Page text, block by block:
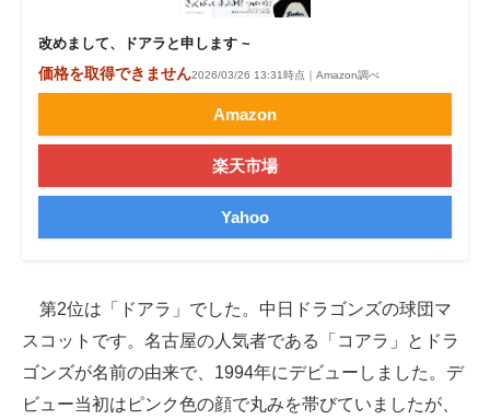
改めまして、ドアラと申します ~
価格を取得できません2026/03/26 13:31時点｜Amazon調べ
Amazon
楽天市場
Yahoo
第2位は「ドアラ」でした。中日ドラゴンズの球団マ
スコットです。名古屋の人気者である「コアラ」とドラ
ゴンズが名前の由来で、1994年にデビューしました。デ
ビュー当初はピンク色の顔で丸みを帯びていましたが、